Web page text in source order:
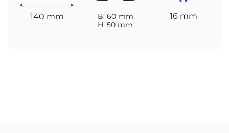
140 mm
B: 60 mm
H: 50 mm
16 mm